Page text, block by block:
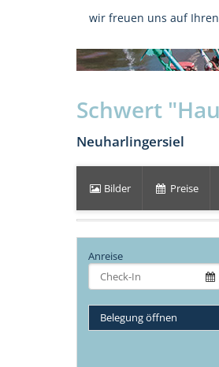
wir freuen uns auf
Schwert
Neuharlingersiel
Bilder Preise
Anreise
Belegung öffnen